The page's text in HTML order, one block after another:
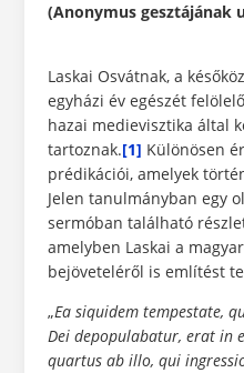
(Anonymus gesztájának
Laskai Osvátnak, a
egyházi év egészét
hazai medievisztika által
tartoznak.[1] Különösen
prédikációi, amelyek
Jelen tanulmányban egy
sermóban található
amelyben Laskai a
bejöveteléről is említést
„Ea siquidem tempestate,
Dei depopulabatur, erat in
quartus ab illo, qui